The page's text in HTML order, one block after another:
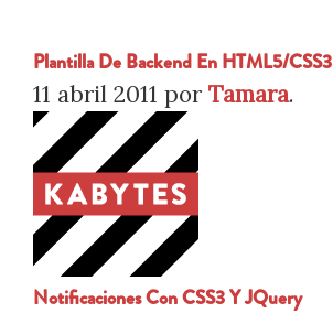
Plantilla De Backend En HTML5/CSS3
11 abril 2011 por Tamara.
Notificaciones Con CSS3 Y JQuery